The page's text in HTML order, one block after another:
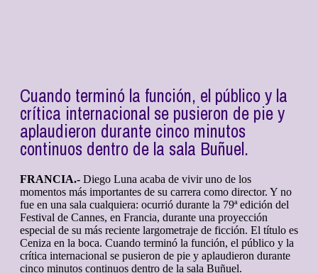
Cuando terminó la función, el público y la
crítica internacional se pusieron de pie y
aplaudieron durante cinco minutos
continuos dentro de la sala Buñuel.
FRANCIA.- Diego Luna acaba de vivir uno de los
momentos más importantes de su carrera como director. Y no
fue en una sala cualquiera: ocurrió durante la 79ª edición del
Festival de Cannes, en Francia, durante una proyección
especial de su más reciente largometraje de ficción. El título es
Ceniza en la boca. Cuando terminó la función, el público y la
crítica internacional se pusieron de pie y aplaudieron durante
cinco minutos continuos dentro de la sala Buñuel.